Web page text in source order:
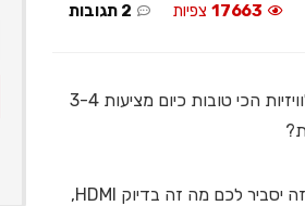
17663 צפיות 2 תגובות
כשאתם קונים טלוויזיה חדשה, סביר להניח שאתם בודקים את כל החיבורים והיציאות שיש לה. הטלוויזיות הכי טובות כיום מציעות 3-4
היום אנחנו הולכים לדבר על התקן הכי חדש של טכנולוגיית HDMI שנקרא: "HDMI 2.1". המדריך הזה יסביר לכם מה זה בדיוק HDMI,